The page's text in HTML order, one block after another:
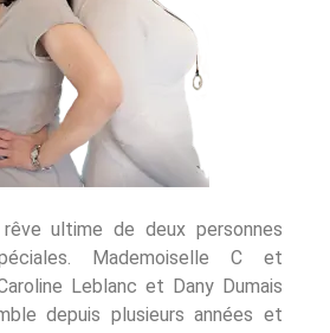
ultime de deux personnes
Mademoiselle C et
Leblanc et Dany Dumais
depuis plusieurs années et